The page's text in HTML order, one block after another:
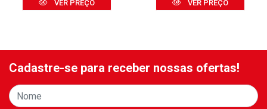
VER PREÇO VER PREÇO
Cadastre-se para receber nossas ofertas!